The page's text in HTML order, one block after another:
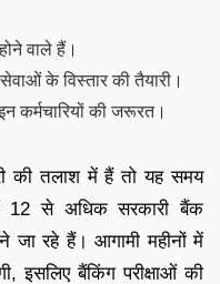
वाले हैं।
के विस्तार की तैयारी।
कर्मचारियों की जरूरत।
की तलाश में हैं तो यह समय
से अधिक सरकारी बैंक
जा रहे हैं। आगामी महीनों में
इसलिए बैंकिंग परीक्षाओं की